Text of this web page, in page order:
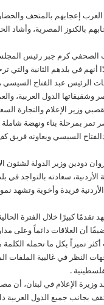
العرب إعجابهم بالمتحف
بالكنوز المصرية، وأشاد
الصحفي كرم جبر رئيس
أنهم في بلدهم الثانية والتي
الرئيس عبد الفتاح
وشقيقاتها الدول العربية،
وزير الإعلام والتجارة
تمر بمرحلة بناء ونهضة
السيسي ويعاونه فريق
دودين وزير الدولة لشئون
سعادته بالتواجد في
فريدة وأخوية وتشهد
كبيرًا خلال الفترة
أن العلاقات دائماً وعلى
أكثر تميزاً بكل ما تحمله
النظر في غالبية الملفات
.
الإعلام في لبنان، أن
بجانب جميع الدول العربية